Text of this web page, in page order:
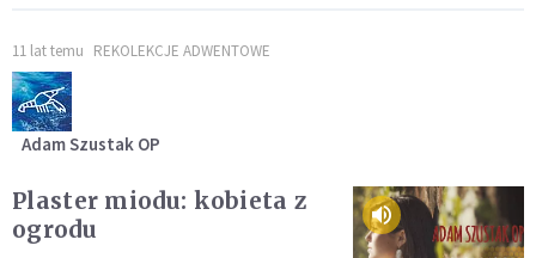
11 lat temu REKOLEKCJE ADWENTOWE
Adam Szustak OP
Plaster miodu: kobieta z
ogrodu